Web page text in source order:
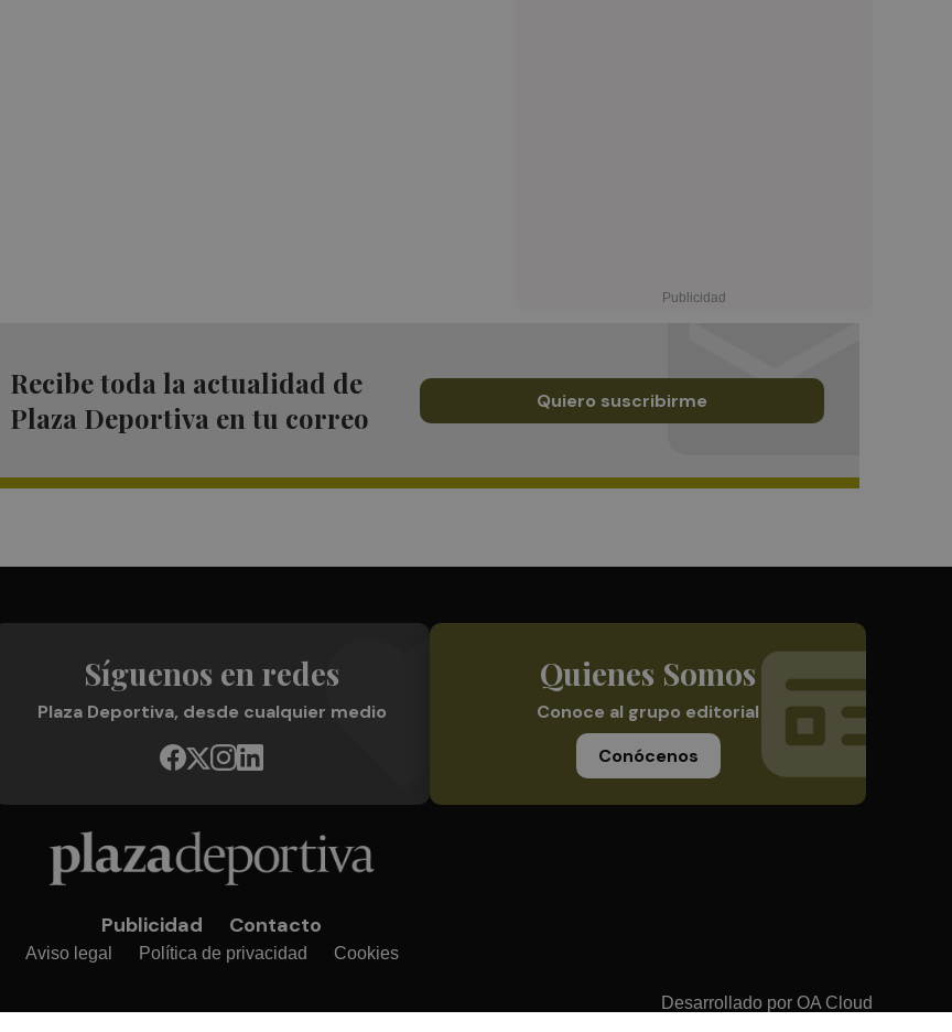
Recibe toda la actualidad de
Plaza Deportiva en tu correo
Quiero suscribirme
Síguenos en redes
Plaza Deportiva, desde cualquier medio
Quienes Somos
Conoce al grupo editorial
Conócenos
Publicidad Contacto
Aviso legal Política de privacidad Cookies
Desarrollado por OA Cloud